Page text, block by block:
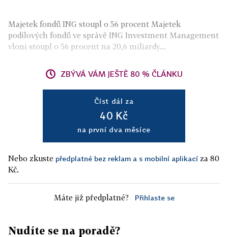
Majetek fondů ING stoupl o 56 procent Majetek
podílových fondů ve správě ING Investment Management
vloni stoupl o 56 procent na 20,6 miliardy...
ZBÝVÁ VÁM JEŠTĚ 80 % ČLÁNKU
Číst dál za
40 Kč
na první dva měsíce
Nebo zkuste předplatné bez reklam a s mobilní aplikací za 80
Kč.
Máte již předplatné? Přihlaste se
Nudíte se na poradě?